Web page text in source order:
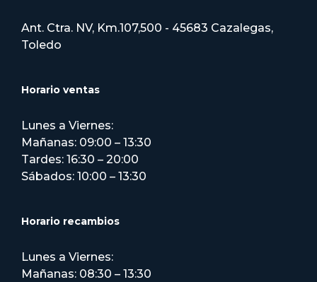
Ant. Ctra. NV, Km.107,500 - 45683 Cazalegas,
Toledo
Horario ventas
Lunes a Viernes:
Mañanas: 09:00 – 13:30
Tardes: 16:30 – 20:00
Sábados: 10:00 – 13:30
Horario recambios
Lunes a Viernes:
Mañanas: 08:30 – 13:30